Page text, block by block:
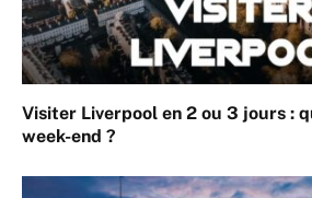
Visiter Liverpool en 2 ou 3 jours :
week-end ?